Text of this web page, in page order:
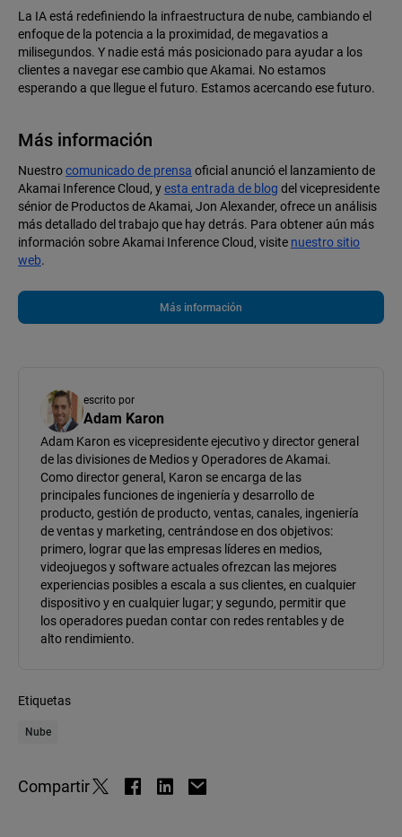
La IA está redefiniendo la infraestructura de nube, cambiando el
enfoque de la potencia a la proximidad, de megavatios a
milisegundos. Y nadie está más posicionado para ayudar a los
clientes a navegar ese cambio que Akamai. No estamos
esperando a que llegue el futuro. Estamos acercando ese futuro.
Más información
Nuestrocomunicado de prensa oficial anunció el lanzamiento de
Akamai Inference Cloud, yesta entrada de blog del vicepresidente
sénior de Productos de Akamai, Jon Alexander, ofrece un análisis
más detallado del trabajo que hay detrás. Para obtener aún más
información sobre Akamai Inference Cloud, visite nuestro sitio
web.
Más información
escrito por
Adam Karon
Adam Karon es vicepresidente ejecutivo y director general
de las divisiones de Medios y Operadores de Akamai.
Como director general, Karon se encarga de las
principales funciones de ingeniería y desarrollo de
producto, gestión de producto, ventas, canales, ingeniería
de ventas y marketing, centrándose en dos objetivos:
primero, lograr que las empresas líderes en medios,
videojuegos y software actuales ofrezcan las mejores
experiencias posibles a escala a sus clientes, en cualquier
dispositivo y en cualquier lugar; y segundo, permitir que
los operadores puedan contar con redes rentables y de
alto rendimiento.
Etiquetas
Nube
Compartir